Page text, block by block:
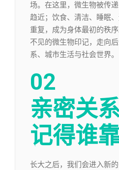
场。在这里，微生物被传
趋近；饮食、清洁、睡眠
重复，成为身体最初的秩
不见的微生物印记，走向
系、城市生活与社会世界。
02
亲密关
记得谁
长大之后，我们会进入新